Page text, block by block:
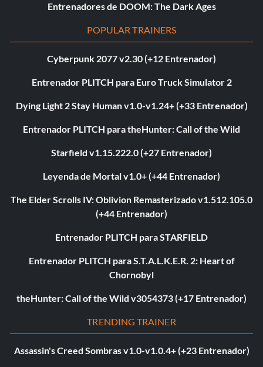
Entrenadores de DOOM: The Dark Ages
POPULAR TRAINERS
Cyberpunk 2077 v2.30 (+12 Entrenador)
Entrenador PLITCH para Euro Truck Simulator 2
Dying Light 2 Stay Human v1.0-v1.24+ (+33 Entrenador)
Entrenador PLITCH para theHunter: Call of the Wild
Starfield v1.15.222.0 (+27 Entrenador)
Leyenda de Mortal v1.0+ (+44 Entrenador)
The Elder Scrolls IV: Oblivion Remasterizado v1.512.105.0
(+44 Entrenador)
Entrenador PLITCH para STARFIELD
Entrenador PLITCH para S.T.A.L.K.E.R. 2: Heart of
Chornobyl
theHunter: Call of the Wild v3054373 (+17 Entrenador)
TRENDING TRAINER
Assassin's Creed Sombras v1.0-v1.0.4+ (+23 Entrenador)